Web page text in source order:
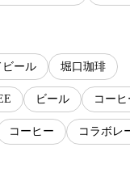
ビール 堀口珈琲
ビール コー
コーヒー コラボレ